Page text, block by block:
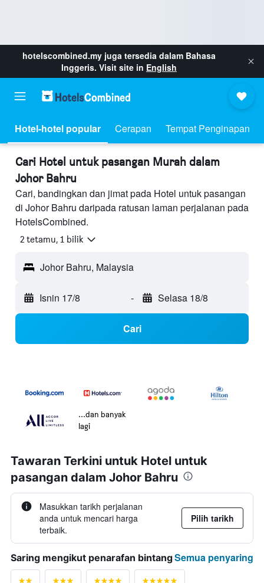
hotelscombined.my juga tersedia dalam Bahasa
Inggeris. Visit site in English
Hotel-hotel popular Cerapan Tempat Penginapan
Cari Hotel untuk pasangan Murah dalam
Johor Bahru
Cari, bandingkan dan jimat pada Hotel untuk pasangan
di Johor Bahru daripada ratusan laman perjalanan pada
HotelsCombined.
2 tetamu, 1 bilik
Johor Bahru, Malaysia
Isnin 17/8 - Selasa 18/8
Cari
...dan banyak
lagi
Tawaran Terkini untuk Hotel untuk
pasangan dalam Johor Bahru
Masukkan tarikh perjalanan
anda untuk mencari harga
terbaik.
Pilih tarikh
Saring mengikut penarafan bintangSemua penyaring